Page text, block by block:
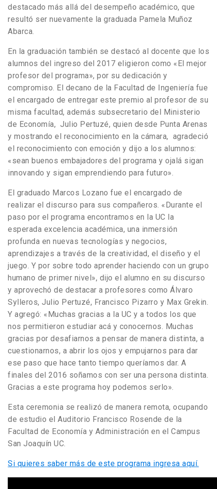
destacado más allá del desempeño académico, que
resultó ser nuevamente la graduada Pamela Muñoz
Abarca.
En la graduación también se destacó al docente que los
alumnos del ingreso del 2017 eligieron como «El mejor
profesor del programa», por su dedicación y
compromiso. El decano de la Facultad de Ingeniería fue
el encargado de entregar este premio al profesor de su
misma facultad, además subsecretario del Ministerio
de Economía, Julio Pertuzé, quien desde Punta Arenas
y mostrando el reconocimiento en la cámara, agradeció
el reconocimiento con emoción y dijo a los alumnos:
«sean buenos embajadores del programa y ojalá sigan
innovando y sigan emprendiendo para futuro».
El graduado Marcos Lozano fue el encargado de
realizar el discurso para sus compañeros. «Durante el
paso por el programa encontramos en la UC la
esperada excelencia académica, una inmersión
profunda en nuevas tecnologías y negocios,
aprendizajes a través de la creatividad, el diseño y el
juego. Y por sobre todo aprender haciendo con un grupo
humano de primer nivel», dijo el alumno en su discurso
y aprovechó de destacar a profesores como Álvaro
Sylleros, Julio Pertuzé, Francisco Pizarro y Max Grekin.
Y agregó: «Muchas gracias a la UC y a todos los que
nos permitieron estudiar acá y conocernos. Muchas
gracias por desafiarnos a pensar de manera distinta, a
cuestionarnos, a abrir los ojos y empujarnos para dar
ese paso que hace tanto tiempo queríamos dar. A
finales del 2016 soñamos con ser una persona distinta.
Gracias a este programa hoy podemos serlo».
Esta ceremonia se realizó de manera remota, ocupando
de estudio el Auditorio Francisco Rosende de la
Facultad de Economía y Administración en el Campus
San Joaquín UC.
Si quieres saber más de este programa ingresa aquí.